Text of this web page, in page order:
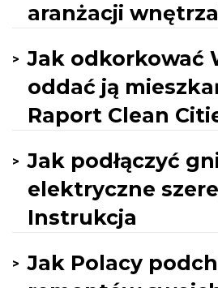
aranżacji
Jak odkorkować
oddać ją
Raport Clean
Jak podłączyć
elektryczne
Instrukcja
Jak Polacy